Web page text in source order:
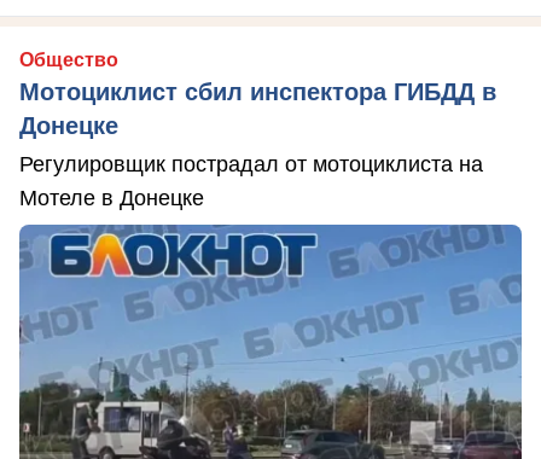
Общество
Мотоциклист сбил инспектора ГИБДД в
Донецке
Регулировщик пострадал от мотоциклиста на
Мотеле в Донецке